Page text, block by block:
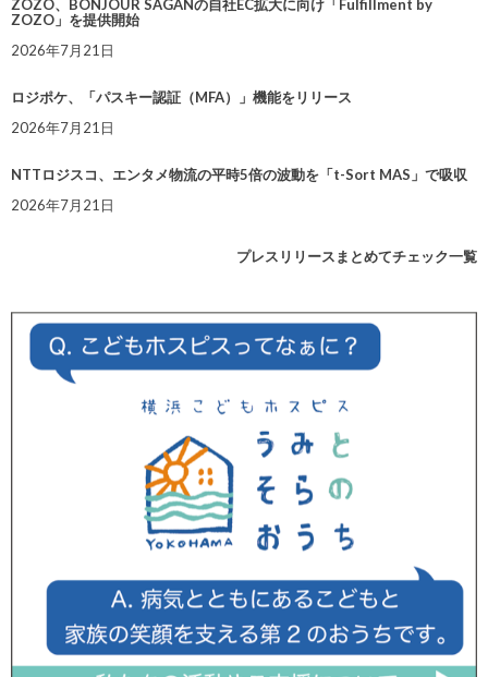
ZOZO、BONJOUR SAGANの自社EC拡大に向け「Fulfillment by
ZOZO」を提供開始
2026年7月21日
ロジポケ、「パスキー認証（MFA）」機能をリリース
2026年7月21日
NTTロジスコ、エンタメ物流の平時5倍の波動を「t-Sort MAS」で吸収
2026年7月21日
プレスリリースまとめてチェック一覧